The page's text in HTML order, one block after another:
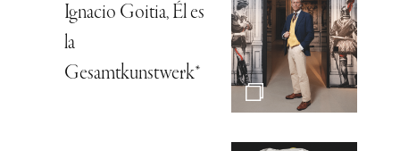
Ignacio Goitia, Él es
la
Gesamtkunstwerk*